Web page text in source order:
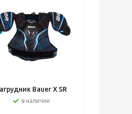
Bauer X SR
в наличии